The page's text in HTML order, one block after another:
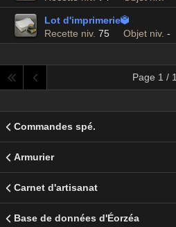
Lot d'imprimerie
Recette niv. 75 Objet niv. -
Page 1 / 1
Commandes spé.
Armurier
Carnet d'artisanat
Base de données d'Éorzéa